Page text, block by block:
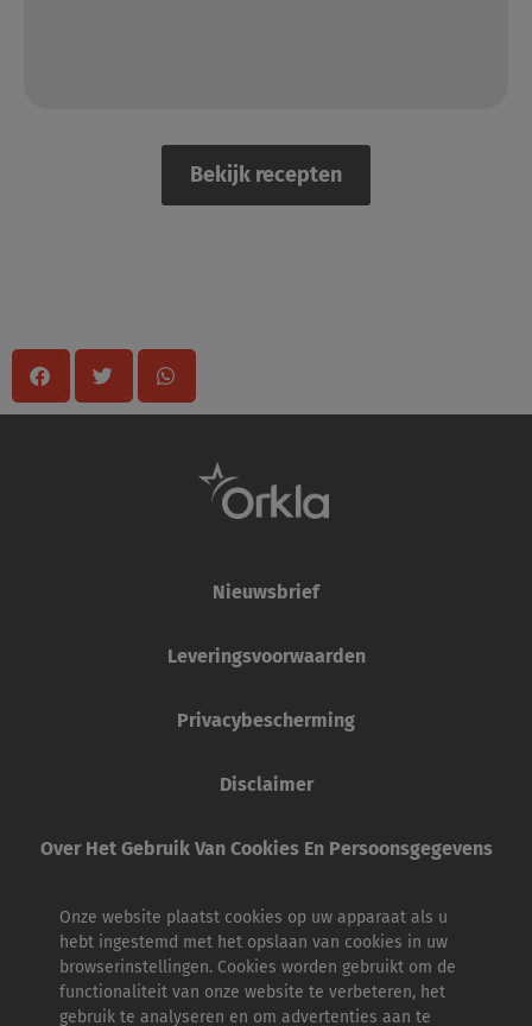
Bekijk recepten
Nieuwsbrief
Leveringsvoorwaarden
Privacybescherming
Disclaimer
Over Het Gebruik Van Cookies En Persoonsgegevens
Onze website plaatst cookies op uw apparaat als u
hebt ingestemd met het opslaan van cookies in uw
browserinstellingen. Cookies worden gebruikt om de
functionaliteit van onze website te verbeteren, het
gebruik te analyseren en om advertenties aan te